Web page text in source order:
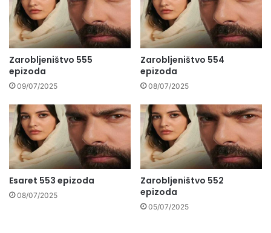
Zarobljeništvo 555
epizoda
09/07/2025
Zarobljeništvo 554
epizoda
08/07/2025
Esaret 553 epizoda
08/07/2025
Zarobljeništvo 552
epizoda
05/07/2025